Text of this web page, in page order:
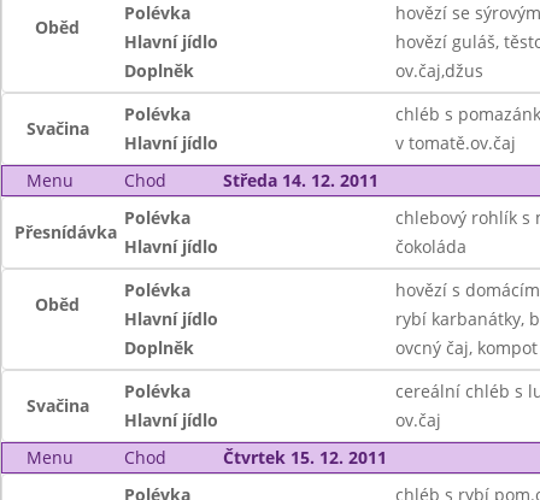
Oběd
Polévka
hovězí se
Hlavní jídlo
hovězí guláš,
Doplněk
ov.čaj,džus
Svačina
Polévka
chléb s
Hlavní jídlo
v tomatě.ov.čaj
Menu
Chod Středa 14. 12. 2011
Přesnídávka
Polévka
chlebový rohlík s
Hlavní jídlo
čokoláda
Oběd
Polévka
hovězí s
Hlavní jídlo
rybí karbanátky,
Doplněk
ovcný čaj, kompot
Svačina
Polévka
cereální chléb s
Hlavní jídlo
ov.čaj
Menu
Chod Čtvrtek 15. 12. 2011
Polévka chléb s rybí